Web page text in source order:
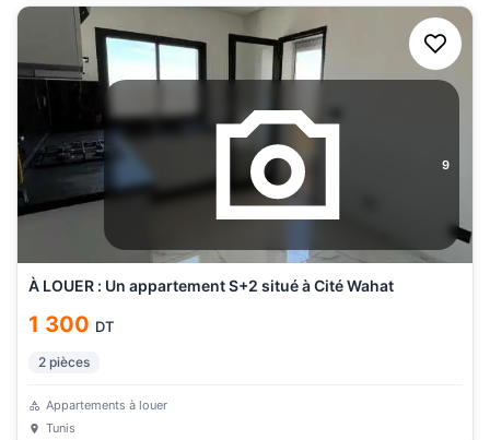
9
À LOUER : Un appartement S+2 situé à Cité Wahat
1 300 DT
2 pièces
Appartements à louer
Tunis